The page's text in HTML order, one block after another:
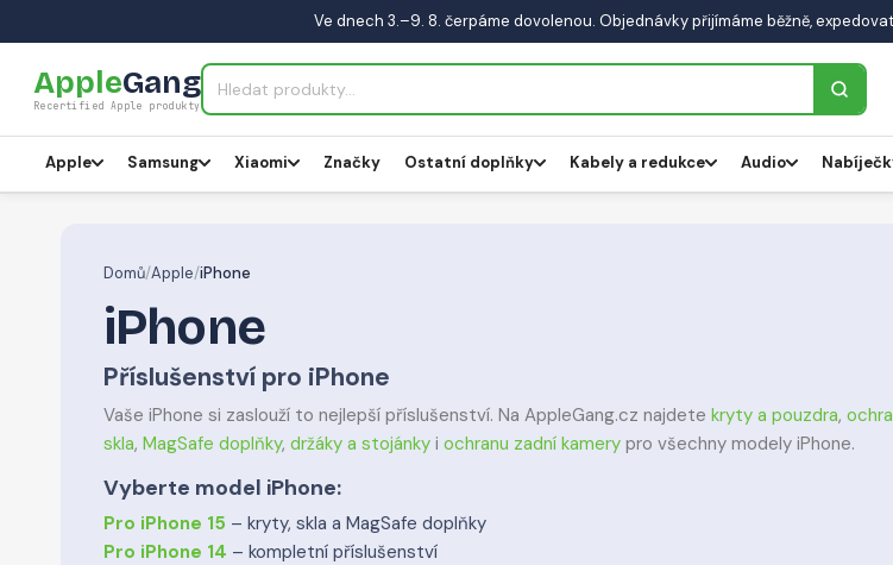
Ve dnech 3.–9. 8. čerpáme dovolenou. Objednávky přijímáme běžně,
AppleGang
Recertified Apple produkty
Apple Samsung Xiaomi Značky Ostatní doplňky Kabely a redukce Audio
Domů/Apple/iPhone
iPhone
Příslušenství pro iPhone
Vaše iPhone si zaslouží to nejlepší příslušenství. Na AppleGang.cz najdete kryty a pouzdra,
skla, MagSafe doplňky, držáky a stojánky i ochranu zadní kamery pro všechny modely iPhone.
Vyberte model iPhone:
Pro iPhone 15 – kryty, skla a MagSafe doplňky
Pro iPhone 14 – kompletní příslušenství